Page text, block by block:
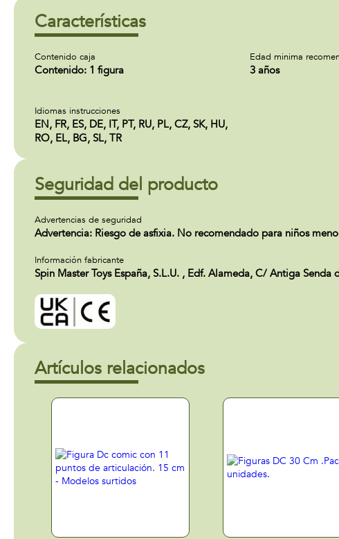
Características
Contenido caja
Contenido: 1 figura
Edad minima
3 años
Idiomas instrucciones
EN, FR, ES, DE, IT, PT, RU, PL, CZ, SK, HU,
RO, EL, BG, SL, TR
Seguridad del producto
Advertencias de seguridad
Advertencia: Riesgo de asfixia. No recomendado para niños
Información fabricante
Spin Master Toys España, S.L.U. , Edf. Alameda, C/ Antiga
Artículos relacionados